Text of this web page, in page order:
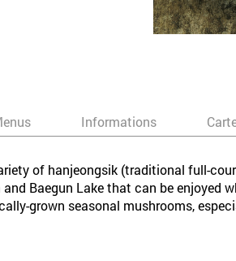
Informations
of hanjeongsik (traditional full-
Baegun Lake that can be
grown seasonal mushrooms,